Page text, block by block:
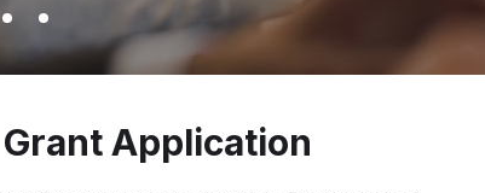
Application